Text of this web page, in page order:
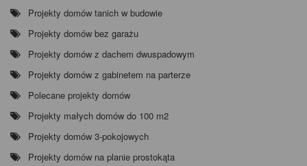
Projekty domów tanich w budowie
Projekty domów bez garażu
Projekty domów z dachem dwuspadowym
Projekty domów z gabinetem na parterze
Polecane projekty domów
Projekty małych domów do 100 m2
Projekty domów 3-pokojowych
Projekty domów na planie prostokąta